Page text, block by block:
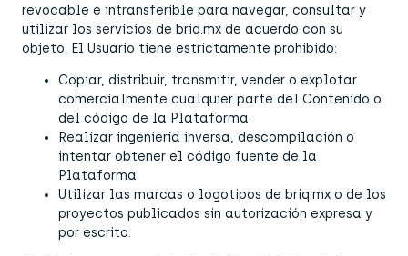
revocable e intransferible para navegar, consultar y
utilizar los servicios de briq.mx de acuerdo con su
objeto. El Usuario tiene estrictamente prohibido:
Copiar, distribuir, transmitir, vender o explotar
comercialmente cualquier parte del Contenido o
del código de la Plataforma.
Realizar ingeniería inversa, descompilación o
intentar obtener el código fuente de la
Plataforma.
Utilizar las marcas o logotipos de briq.mx o de los
proyectos publicados sin autorización expresa y
por escrito.